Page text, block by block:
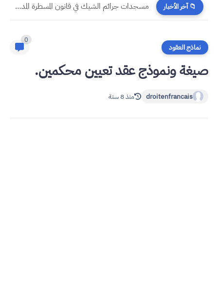
📁 آخر الأخبار مسجدات جرائم الشيك في قانون المسطرة المدنية الجديد
نماذج العقود
0
صيغة ونموذج عقد تعيين محكمين.
droitenfrancais منذ 8 سنة